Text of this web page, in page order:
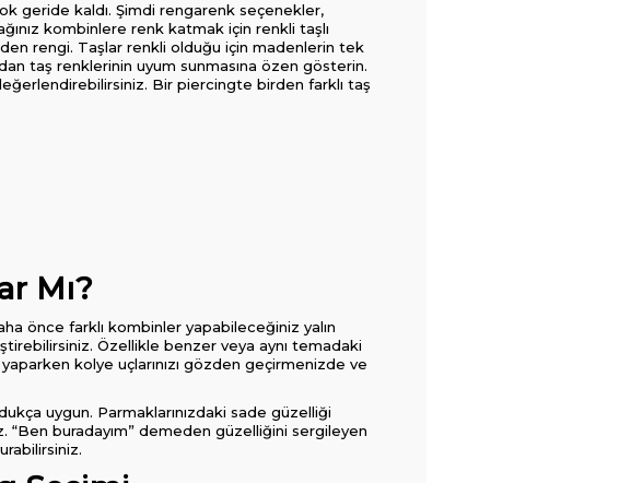
geride kaldı. Şimdi rengarenk seçenekler,
kombinlere renk katmak için renkli taşlı
rengi. Taşlar renkli olduğu için madenlerin tek
taş renklerinin uyum sunmasına özen gösterin.
Bir piercingte birden farklı taş
Mı?
önce farklı kombinler yapabileceğiniz yalın
Özellikle benzer veya aynı temadaki
kolye uçlarınızı gözden geçirmenizde ve
uygun. Parmaklarınızdaki sade güzelliği
“Ben buradayım” demeden güzelliğini sergileyen